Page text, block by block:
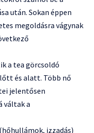
után. Sokan éppen
megoldásra vágynak
a tea görcsoldó
és alatt. Több nő
jelentősen
váltak a
izzadás)